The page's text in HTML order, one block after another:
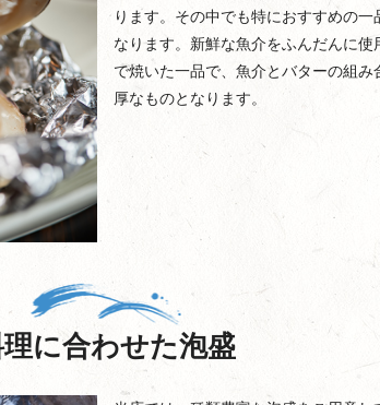
ります。その中でも特におすすめの一
なります。新鮮な魚介をふんだんに使
で焼いた一品で、魚介とバターの組み
厚なものとなります。
に合わせた泡盛